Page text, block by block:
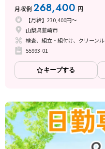
月収例268,400 円
【月給】230,400円～
山梨県韮崎市
55993-01
キープする